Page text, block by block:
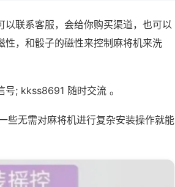
联系客服，会给你购买渠道，也可以
性，和骰子的磁性来控制麻将机来洗
; kkss8691 随时交流 。
些无需对麻将机进行复杂安装操作就能